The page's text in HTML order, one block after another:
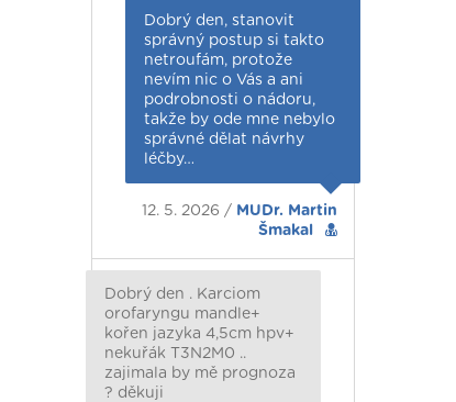
Dobrý den, stanovit
správný postup si takto
netroufám, protože
nevím nic o Vás a ani
podrobnosti o nádoru,
takže by ode mne nebylo
správné dělat návrhy
léčby…
12. 5. 2026 / MUDr. Martin
Šmakal
Dobrý den . Karciom
orofaryngu mandle+
kořen jazyka 4,5cm hpv+
nekuřák T3N2M0 ..
zajimala by mě prognoza
? děkuji